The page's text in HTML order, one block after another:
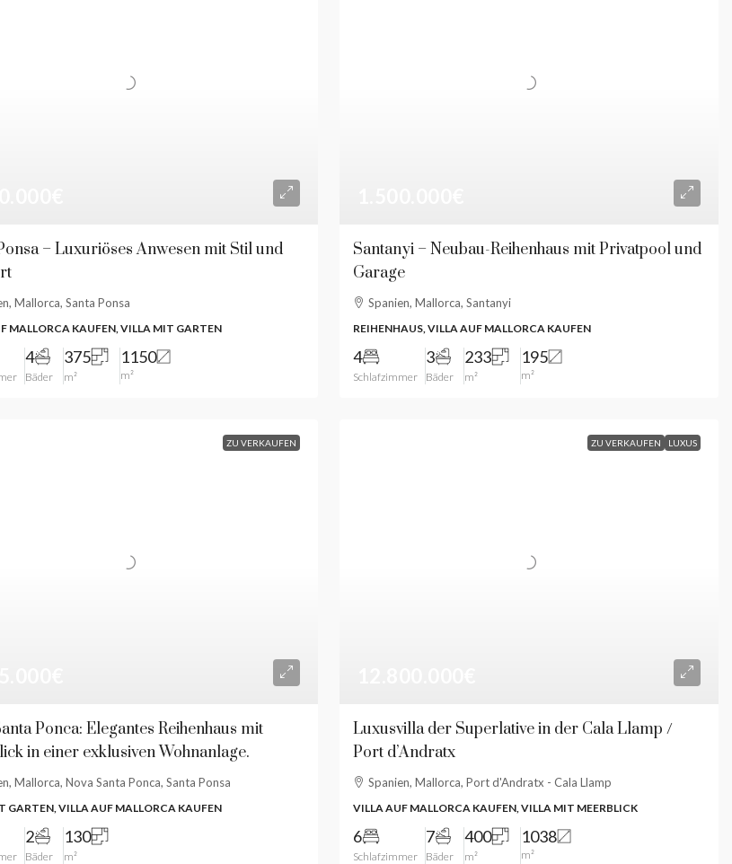
– Luxuriöses Anwesen mit Stil und
Mallorca, Santa Ponsa
MALLORCA KAUFEN, VILLA MIT GARTEN
4
Bäder
375
m²
1150
m²
Santanyi – Neubau-Reihenhaus mit Privatpool und
Garage
Spanien, Mallorca, Santanyi
REIHENHAUS, VILLA AUF MALLORCA KAUFEN
4
Schlafzimmer
3
Bäder
233
m²
195
m²
ZU VERKAUFEN
Ponca: Elegantes Reihenhaus mit
in einer exklusiven Wohnanlage.
Mallorca, Nova Santa Ponca, Santa Ponsa
GARTEN, VILLA AUF MALLORCA KAUFEN
2
Bäder
130
m²
ZU VERKAUFEN LUXUS
Luxusvilla der Superlative in der Cala Llamp /
Port d’Andratx
Spanien, Mallorca, Port d'Andratx - Cala Llamp
VILLA AUF MALLORCA KAUFEN, VILLA MIT MEERBLICK
6
Schlafzimmer
7
Bäder
400
m²
1038
m²